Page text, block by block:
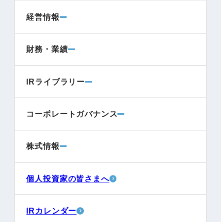
経営情報
財務・業績
IRライブラリー
コーポレートガバナンス
株式情報
個人投資家の皆さまへ
IRカレンダー